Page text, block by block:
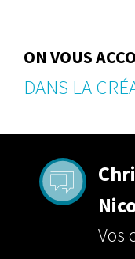
ON VOUS
DANS LA
Vos